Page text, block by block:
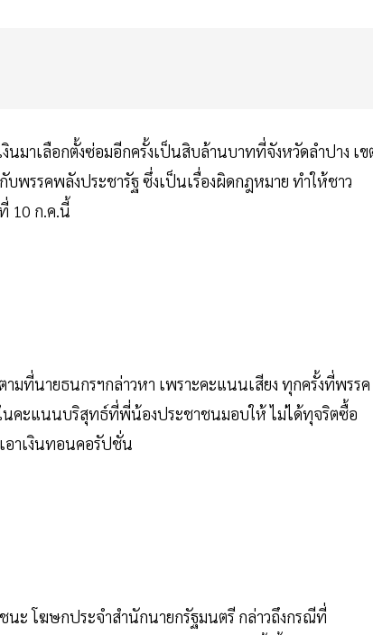
นมาเลือกตั้งซ่อมอีกครั้งเป็นสิบล้านบาทที่จังหวัดลำปาง เข
บพรรคพลังประชารัฐ ซึ่งเป็นเรื่องผิดกฎหมาย ทำให้ชาว
10 ก.ค.นี้
ามที่นายธนกรฯกล่าวหา เพราะคะแนนเสียง ทุกครั้งที่พรรค
นคะแนนบริสุทธ์ที่พี่น้องประชาชนมอบให้ ไม่ได้ทุจริตซื้อ
อาเงินทอนคอรัปชั่น
นะ โฆษกประจำสำนักนายกรัฐมนตรี กล่าวถึงกรณีที่